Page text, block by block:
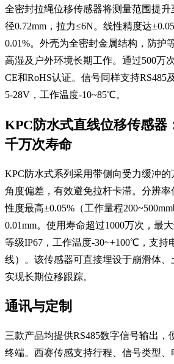
全密封拉绳位移传感器将测量范围提升
径0.72mm，拉力≤6N。线性精度达
0.01%。外壳为全密封金属结构，防护
高湿及户外环境长期工作。通过500万
CE和RoHS认证。信号同样支持RS485
5-28V，工作温度-10~85℃。
KPC防水式直线位移传感器
千万次寿命
KPC防水式系列采用带侧向受力缓冲的
角度偏差，有效避免拉杆卡滞。分辨率
性度最高±0.05%（工作量程
0.01mm。使用寿命超过1000万次，最
等级IP67，工作温度-30~+100℃，支持
线）。该传感器可直接埋设于崩滑体、
实现长期位移跟踪。
通讯与定制
三款产品均提供RS485数字信号输出，
终端。西赛传感支持行程、信号类型